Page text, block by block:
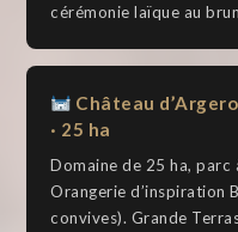
cérémonie laïque au
Château
· 25 ha
Domaine de 25 ha, parc
Orangerie d’inspiration
convives). Grande